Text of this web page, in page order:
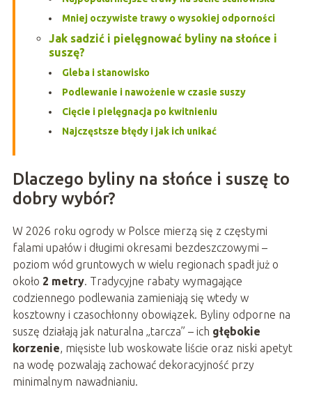
Mniej oczywiste trawy o wysokiej odporności
Jak sadzić i pielęgnować byliny na słońce i
suszę?
Gleba i stanowisko
Podlewanie i nawożenie w czasie suszy
Cięcie i pielęgnacja po kwitnieniu
Najczęstsze błędy i jak ich unikać
Dlaczego byliny na słońce i suszę to
dobry wybór?
W 2026 roku ogrody w Polsce mierzą się z częstymi
falami upałów i długimi okresami bezdeszczowymi –
poziom wód gruntowych w wielu regionach spadł już o
około 2 metry. Tradycyjne rabaty wymagające
codziennego podlewania zamieniają się wtedy w
kosztowny i czasochłonny obowiązek. Byliny odporne na
suszę działają jak naturalna „tarcza” – ich głębokie
korzenie, mięsiste lub woskowate liście oraz niski apetyt
na wodę pozwalają zachować dekoracyjność przy
minimalnym nawadnianiu.